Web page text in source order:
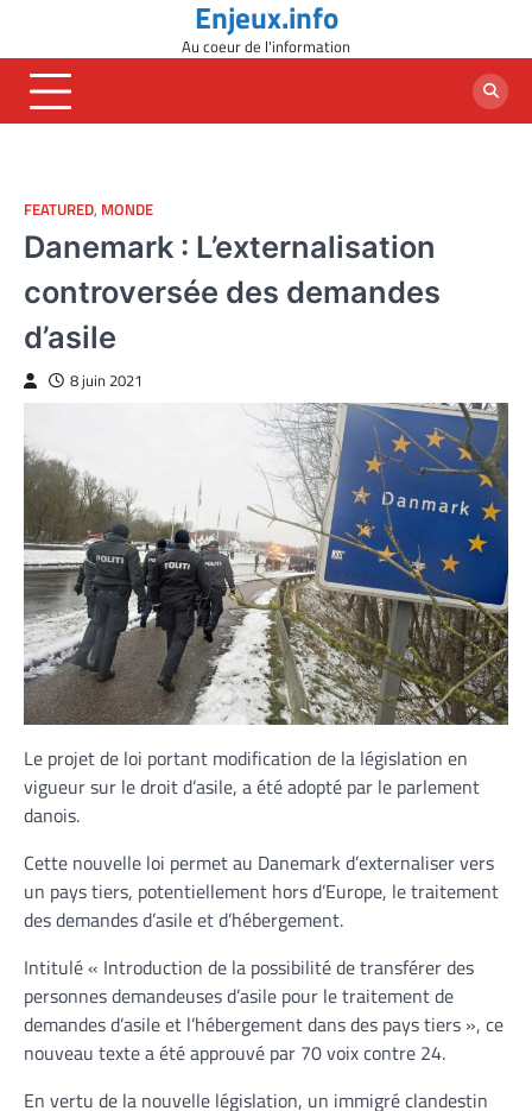
content
Enjeux.info
Au coeur de l'information
FEATURED, MONDE
Danemark : L’externalisation
controversée des demandes
d’asile
8 juin 2021
Le projet de loi portant modification de la législation en
vigueur sur le droit d’asile, a été adopté par le parlement
danois.
Cette nouvelle loi permet au Danemark d’externaliser vers
un pays tiers, potentiellement hors d’Europe, le traitement
des demandes d’asile et d’hébergement.
Intitulé « Introduction de la possibilité de transférer des
personnes demandeuses d’asile pour le traitement de
demandes d’asile et l’hébergement dans des pays tiers », ce
nouveau texte a été approuvé par 70 voix contre 24.
En vertu de la nouvelle législation, un immigré clandestin